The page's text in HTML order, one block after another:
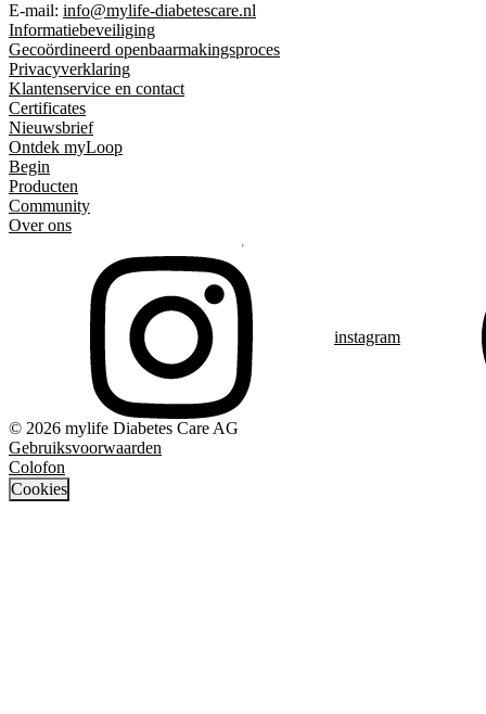
E-mail: info@mylife-diabetescare.nl
Informatiebeveiliging
Gecoördineerd openbaarmakingsproces
Privacyverklaring
Klantenservice en contact
Certificates
Nieuwsbrief
Ontdek myLoop
Begin
Producten
Community
Over ons
instagram
© 2026 mylife Diabetes Care AG
Gebruiksvoorwaarden
Colofon
Cookies